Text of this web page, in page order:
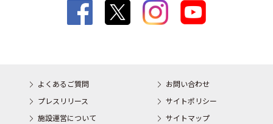
よくあるご質問
お問い合わせ
プレスリリース
サイトポリシー
施設運営について
サイトマップ